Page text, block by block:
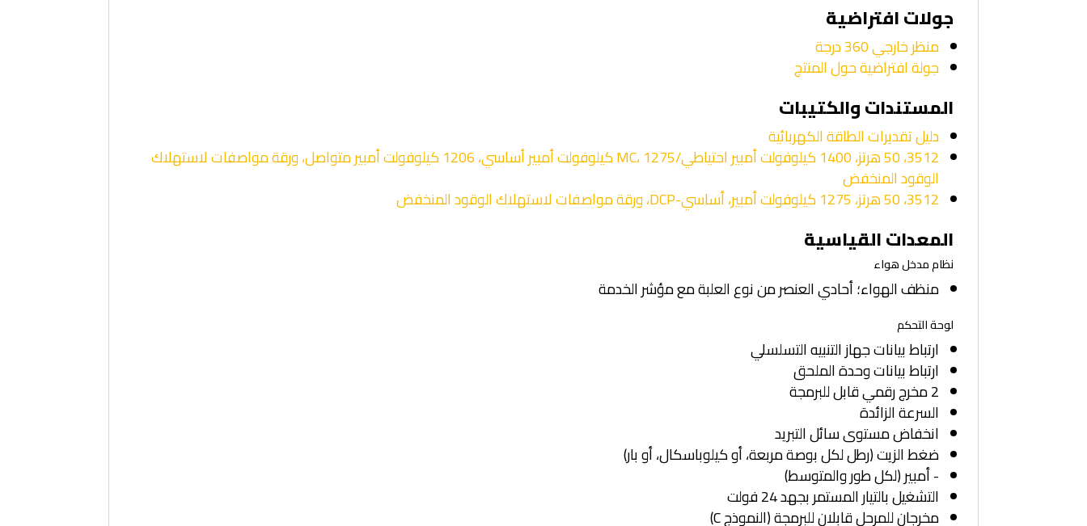
جولات افتراضية
منظر خارجي 360 درجة
جولة افتراضية حول المنتج
المستندات والكتيبات
دليل تقديرات الطاقة الكهربائية
3512، 50 هرتز، 1400 كيلوفولت أمبير احتياطي/MC، 1275 كيلوفولت أمبير أساسي، 1206 كيلوفولت أمبير متواصل، ورقة مواصفات لاستهلاك
الوقود المنخفض
3512، 50 هرتز، 1275 كيلوفولت أمبير، أساسي-DCP، ورقة مواصفات لاستهلاك الوقود المنخفض
المعدات القياسية
نظام مدخل هواء
منظف الهواء؛ أحادي العنصر من نوع العلبة مع مؤشر الخدمة
لوحة التحكم
ارتباط بيانات جهاز التنبيه التسلسلي
ارتباط بيانات وحدة الملحق
2 مخرج رقمي قابل للبرمجة
السرعة الزائدة
انخفاض مستوى سائل التبريد
ضغط الزيت (رطل لكل بوصة مربعة، أو كيلوباسكال، أو بار)
- أمبير (لكل طور والمتوسط)
التشغيل بالتيار المستمر بجهد 24 فولت
مخرجان للمرحل قابلان للبرمجة (النموذج C)